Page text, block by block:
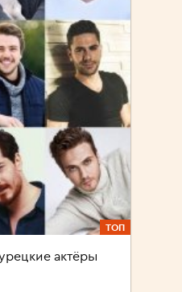
ТОП
актёры